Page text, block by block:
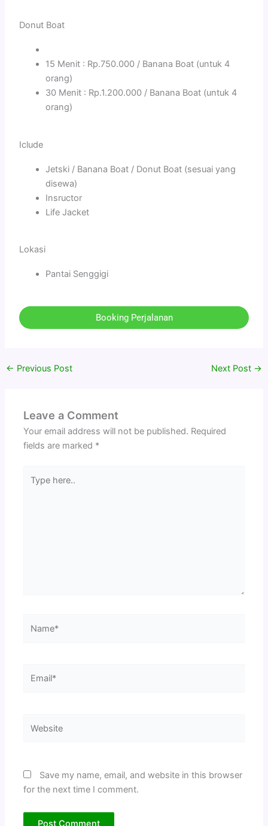
Donut Boat
15 Menit : Rp.750.000 / Banana Boat (untuk 4
orang)
30 Menit : Rp.1.200.000 / Banana Boat (untuk 4
orang)
Iclude
Jetski / Banana Boat / Donut Boat (sesuai yang
disewa)
Insructor
Life Jacket
Lokasi
Pantai Senggigi
Booking Perjalanan
← Previous Post Next Post →
Leave a Comment
Your email address will not be published. Required
fields are marked *
here..
Save my name, email, and website in this browser
for the next time I comment.